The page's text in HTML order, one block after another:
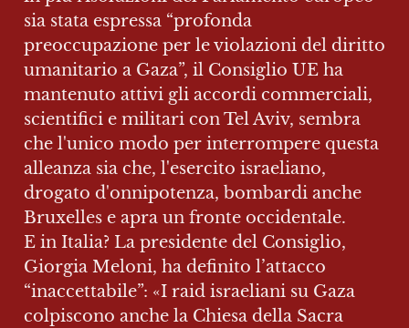
sia stata espressa “profonda
preoccupazione per le violazioni del diritto
umanitario a Gaza”, il Consiglio UE ha
mantenuto attivi gli accordi commerciali,
scientifici e militari con Tel Aviv, sembra
che l'unico modo per interrompere questa
alleanza sia che, l'esercito israeliano,
drogato d'onnipotenza, bombardi anche
Bruxelles e apra un fronte occidentale.
E in Italia? La presidente del Consiglio,
Giorgia Meloni, ha definito l’attacco
“inaccettabile”: «I raid israeliani su Gaza
colpiscono anche la Chiesa della Sacra